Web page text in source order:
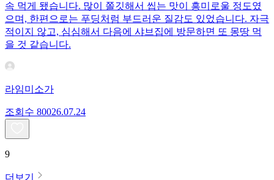
속 먹게 됐습니다. 많이 쫄깃해서 씹는 맛이 흥미로울 정도였
으며, 한편으로는 푸딩처럼 부드러운 질감도 있었습니다. 자극
적이지 않고, 심심해서 다음에 샤브집에 방문하면 또 몽땅 먹
을 것 같습니다.
라임미소가
조회수 80026.07.24
9
더보기